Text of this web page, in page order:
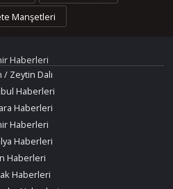
Manşetleri
Haberleri
/ Zeytin Dalı
Haberleri
Haberleri
Haberleri
Haberleri
Haberleri
Haberleri